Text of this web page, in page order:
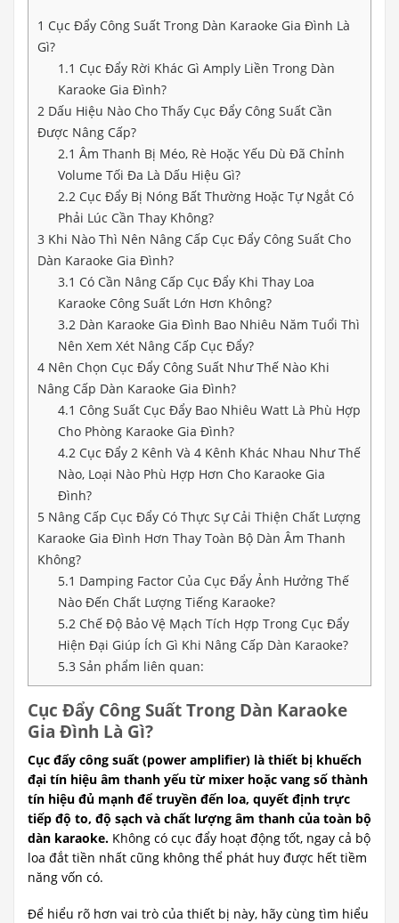
1 Cục Đẩy Công Suất Trong Dàn Karaoke Gia Đình Là
Gì?
1.1 Cục Đẩy Rời Khác Gì Amply Liền Trong Dàn
Karaoke Gia Đình?
2 Dấu Hiệu Nào Cho Thấy Cục Đẩy Công Suất Cần
Được Nâng Cấp?
2.1 Âm Thanh Bị Méo, Rè Hoặc Yếu Dù Đã Chỉnh
Volume Tối Đa Là Dấu Hiệu Gì?
2.2Cục Đẩy Bị Nóng Bất Thường Hoặc Tự Ngắt Có
Phải Lúc Cần Thay Không?
3 Khi Nào Thì Nên Nâng Cấp Cục Đẩy Công Suất Cho
Dàn Karaoke Gia Đình?
3.1 Có Cần Nâng Cấp Cục Đẩy Khi Thay Loa
Karaoke Công Suất Lớn Hơn Không?
3.2Dàn Karaoke Gia Đình Bao Nhiêu Năm Tuổi Thì
Nên Xem Xét Nâng Cấp Cục Đẩy?
4 Nên Chọn Cục Đẩy Công Suất Như Thế Nào Khi
Nâng Cấp Dàn Karaoke Gia Đình?
4.1 Công Suất Cục Đẩy Bao Nhiêu Watt Là Phù Hợp
Cho Phòng Karaoke Gia Đình?
4.2Cục Đẩy 2 Kênh Và 4 Kênh Khác Nhau Như Thế
Nào, Loại Nào Phù Hợp Hơn Cho Karaoke Gia
Đình?
5 Nâng Cấp Cục Đẩy Có Thực Sự Cải Thiện Chất Lượng
Karaoke Gia Đình Hơn Thay Toàn Bộ Dàn Âm Thanh
Không?
5.1 Damping Factor Của Cục Đẩy Ảnh Hưởng Thế
Nào Đến Chất Lượng Tiếng Karaoke?
5.2Chế Độ Bảo Vệ Mạch Tích Hợp Trong Cục Đẩy
Hiện Đại Giúp Ích Gì Khi Nâng Cấp Dàn Karaoke?
5.3Sản phẩm liên quan:
Cục Đẩy Công Suất Trong Dàn Karaoke
Gia Đình Là Gì?
Cục đẩy công suất (power amplifier) là thiết bị khuếch
đại tín hiệu âm thanh yếu từ mixer hoặc vang số thành
tín hiệu đủ mạnh để truyền đến loa, quyết định trực
tiếp độ to, độ sạch và chất lượng âm thanh của toàn bộ
dàn karaoke. Không có cục đẩy hoạt động tốt, ngay cả bộ
loa đắt tiền nhất cũng không thể phát huy được hết tiềm
năng vốn có.
Để hiểu rõ hơn vai trò của thiết bị này, hãy cùng tìm hiểu